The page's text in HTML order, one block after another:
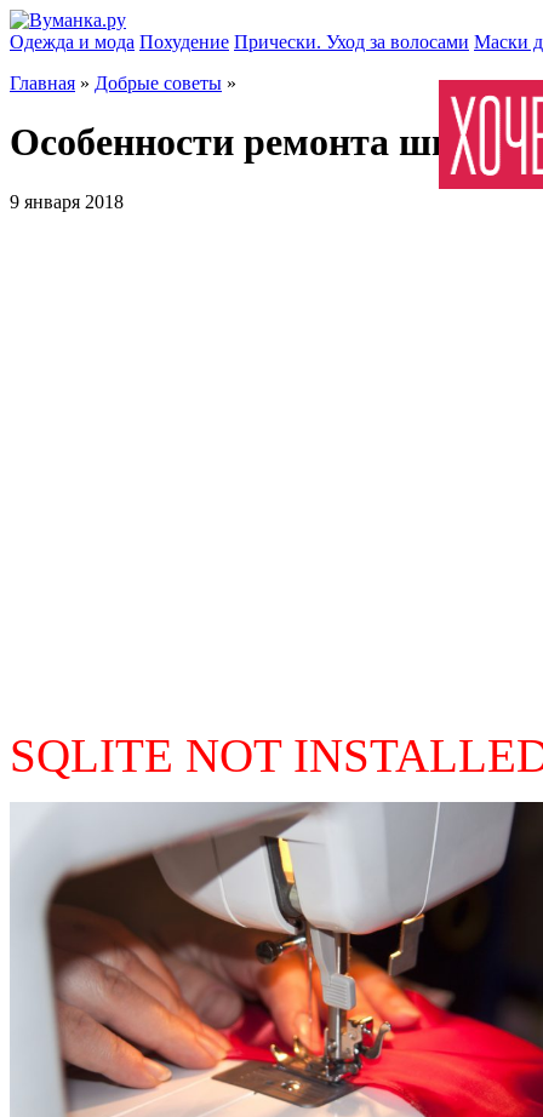
Одежда и мода Похудение Прически. Уход за волосами Маски
Главная » Добрые советы »
Особенности ремонта
9 января 2018
SQLITE NOT